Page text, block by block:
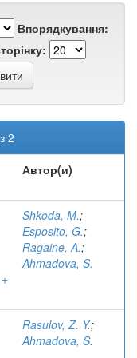
Впорядкування:
2
Автор(и)
Shkoda, M.;
Esposito, G.;
Ragaine, A.;
Ahmadova, S.
Rasulov, Z. Y.;
Ahmadova, S.